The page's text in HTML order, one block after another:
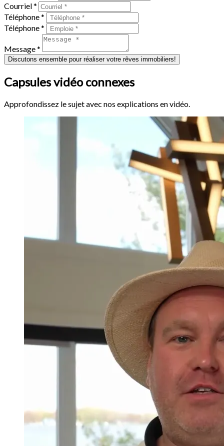
Courriel *
Téléphone *
Téléphone *
Message *
Discutons ensemble pour réaliser votre rêves immobiliers!
Capsules vidéo connexes
Approfondissez le sujet avec nos explications en vidéo.